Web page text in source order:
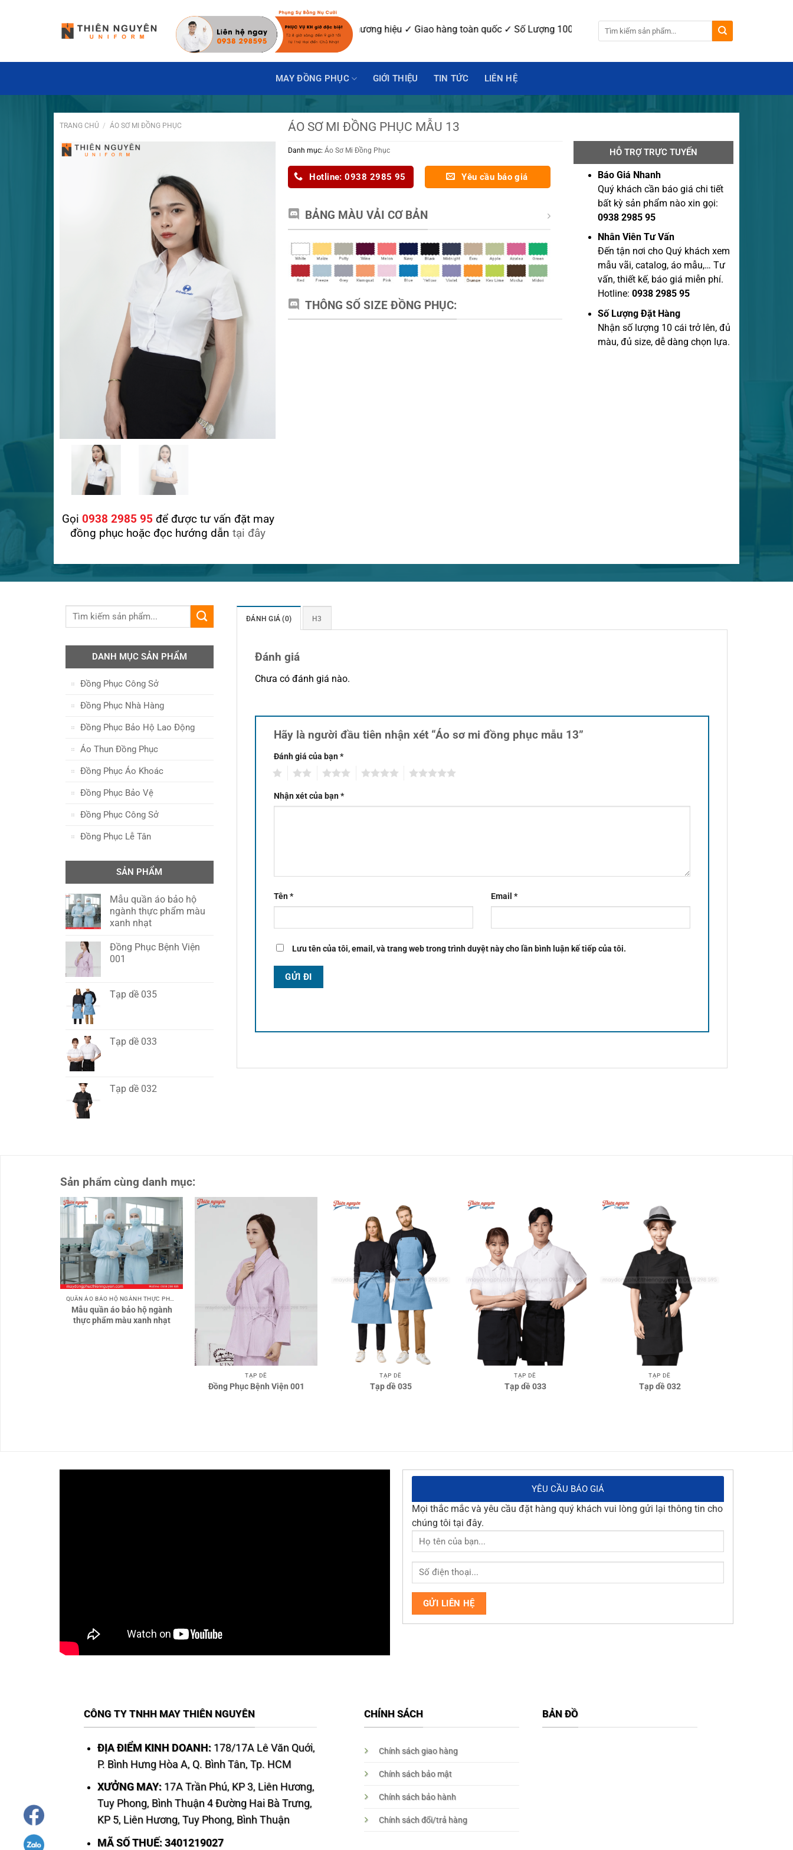
Đặt hàng hôm nay ✓ Miễn phí thiết kế may mẫu ✓ In-Thêu logo thương hiệu ✓ Giao hàng toàn quốc ✓ Số Lượng 100 cái.
MAY ĐỒNG PHỤC GIỚI THIỆU TIN TỨC LIÊN HỆ
TRANG CHỦ / ÁO SƠ MI ĐỒNG PHỤC ÁO SƠ MI ĐỒNG PHỤC MẪU 13
Gọi 0938 2985 95 để được tư vấn đặt may
đồng phục hoặc đọc hướng dẫn tại đây
Danh mục:Áo Sơ Mi Đồng Phục
Hotline: 0938 2985 95 Yêu cầu báo giá
BẢNG MÀU VẢI CƠ BẢN
THÔNG SỐ SIZE ĐỒNG PHỤC:
HỖ TRỢ TRỰC TUYẾN
Báo Giá Nhanh
Quý khách cần báo giá chi tiết
bất kỳ sản phẩm nào xin gọi:
0938 2985 95
Nhân Viên Tư Vấn
Đến tận nơi cho Quý khách xem
mẫu vãi, catalog, áo mẫu,… Tư
vấn, thiết kế, báo giá miễn phí.
Hotline: 0938 2985 95
Số Lượng Đặt Hàng
Nhận số lượng 10 cái trở lên, đủ
màu, đủ size, dễ dàng chọn lựa.
DANH MỤC SẢN PHẨM
Đồng Phục Công Sở
Đồng Phục Nhà Hàng
Đồng Phục Bảo Hộ Lao Động
Áo Thun Đồng Phục
Đồng Phục Áo Khoác
Đồng Phục Bảo Vệ
Đồng Phục Công Sở
Đồng Phục Lễ Tân
SẢN PHẨM
Mẫu quần áo bảo hộ
ngành thực phẩm màu
xanh nhạt
Đồng Phục Bệnh Viện
001
Tạp dề 035
Tạp dề 033
Tạp dề 032
ĐÁNH GIÁ (0) H3
Đánh giá
Chưa có đánh giá nào.
Hãy là người đầu tiên nhận xét “Áo sơ mi đồng phục mẫu 13”
Đánh giá của bạn*
Nhận xét của bạn*
Tên* Email*
Lưu tên của tôi, email, và trang web trong trình duyệt này cho lần bình luận kế tiếp của tôi.
Sản phẩm cùng danh mục:
QUẦN ÁO BẢO HỘ NGÀNH THỰC PHẨM
Mẫu quần áo bảo hộ ngành
thực phẩm màu xanh nhạt
TẠP DỀ
Đồng Phục Bệnh Viện 001
TẠP DỀ
Tạp dề 035
TẠP DỀ
Tạp dề 033
TẠP DỀ
Tạp dề 032
YÊU CẦU BÁO GIÁ
Mọi thắc mắc và yêu cầu đặt hàng quý khách vui lòng gửi lại thông tin cho
chúng tôi tại đây.
CÔNG TY TNHH MAY THIÊN NGUYÊN
ĐỊA ĐIỂM KINH DOANH: 178/17A Lê Văn Quới,
P. Bình Hưng Hòa A, Q. Bình Tân, Tp. HCM
XƯỞNG MAY: 17A Trần Phú, KP 3, Liên Hương,
Tuy Phong, Bình Thuận 4 Đường Hai Bà Trưng,
KP 5, Liên Hương, Tuy Phong, Bình Thuận
MÃ SỐ THUẾ: 3401219027
CHÍNH SÁCH
Chính sách giao hàng
Chính sách bảo mật
Chính sách bảo hành
Chính sách đổi/trả hàng
BẢN ĐỒ